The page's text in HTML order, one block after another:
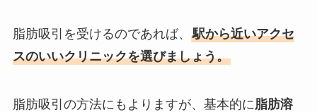
脂肪吸引を受けるのであれば、 駅から近いアクセ
スのいいクリニックを選びましょう。
脂肪吸引の方法にもよりますが、基本的に 脂肪溶